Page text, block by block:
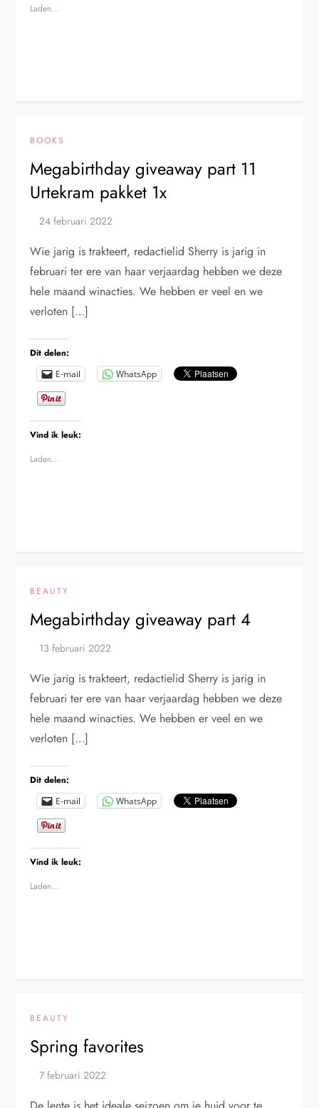
Laden...
BOOKS
Megabirthday giveaway part 11
Urtekram pakket 1x
Wie jarig is trakteert, redactielid Sherry is jarig in
februari ter ere van haar verjaardag hebben we deze
hele maand winacties. We hebben er veel en we
verloten […]
Dit delen:
E-mail WhatsApp
Vind ik leuk:
Laden...
BEAUTY
Megabirthday giveaway part 4
Wie jarig is trakteert, redactielid Sherry is jarig in
februari ter ere van haar verjaardag hebben we deze
hele maand winacties. We hebben er veel en we
verloten […]
Dit delen:
E-mail WhatsApp
Vind ik leuk:
Laden...
BEAUTY
Spring favorites